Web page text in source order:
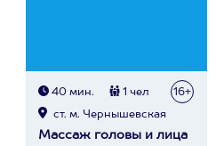
40 мин. 1 чел 16+
ст. м. Чернышевская
Массаж головы и лица